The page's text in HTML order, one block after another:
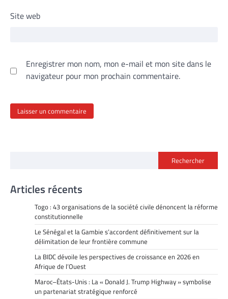
Site web
Enregistrer mon nom, mon e-mail et mon site dans le
navigateur pour mon prochain commentaire.
Rechercher
Articles récents
Togo : 43 organisations de la société civile dénoncent la réforme
constitutionnelle
Le Sénégal et la Gambie s’accordent définitivement sur la
délimitation de leur frontière commune
La BIDC dévoile les perspectives de croissance en 2026 en
Afrique de l’Ouest
Maroc–États-Unis : La « Donald J. Trump Highway » symbolise
un partenariat stratégique renforcé